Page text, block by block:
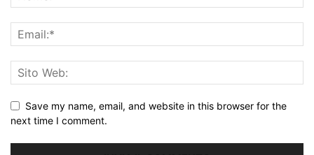
Save my name, email, and website in this browser for the
next time I comment.